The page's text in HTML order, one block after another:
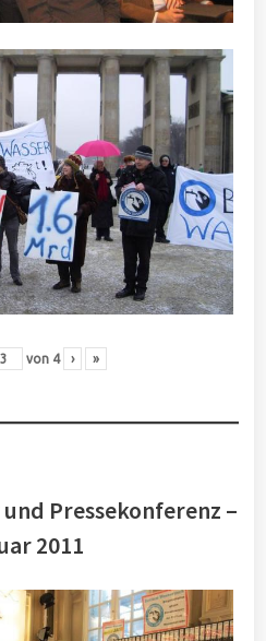
von 4 › »
Pressekonferenz –
2011